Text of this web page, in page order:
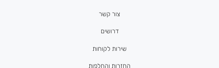
צור קשר
דרושים
שירות לקוחות
החזרות והחלפות